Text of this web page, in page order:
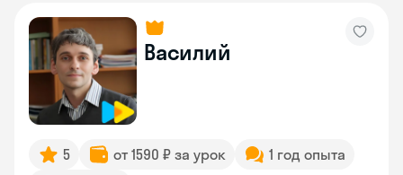
Василий
5 от 1590 ₽ за урок
1 год опыта